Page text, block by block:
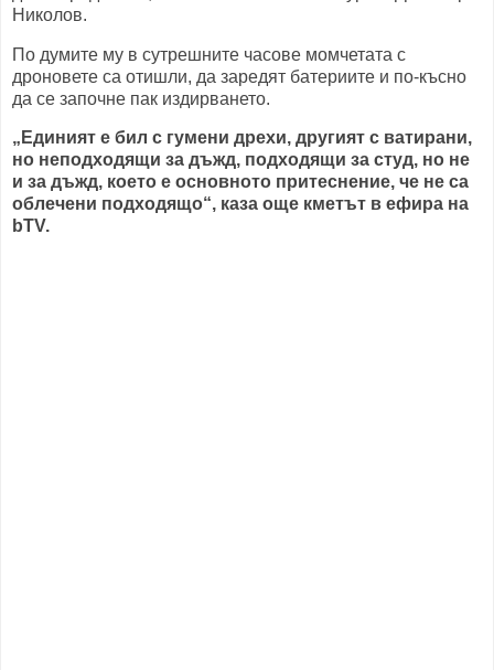
Николов.
По думите му в сутрешните часове момчетата с
дроновете са отишли, да заредят батериите и по-късно
да се започне пак издирването.
„Единият е бил с гумени дрехи, другият с ватирани,
но неподходящи за дъжд, подходящи за студ, но не
и за дъжд, което е основното притеснение, че не са
облечени подходящо“, каза още кметът в ефира на
bTV.